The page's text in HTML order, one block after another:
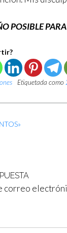
POSIBLE
Etiquetada como
correo